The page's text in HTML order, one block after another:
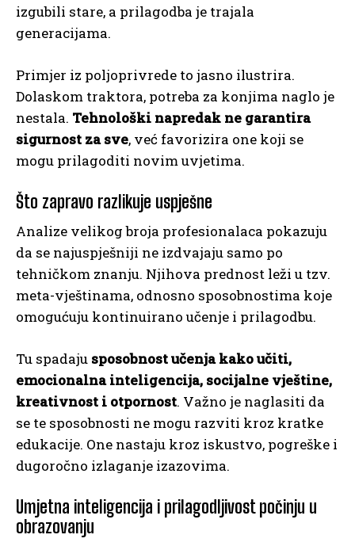
izgubili stare, a prilagodba je trajala
generacijama.
Primjer iz poljoprivrede to jasno ilustrira.
Dolaskom traktora, potreba za konjima naglo je
nestala. Tehnološki napredak ne garantira
sigurnost za sve, već favorizira one koji se
mogu prilagoditi novim uvjetima.
Što zapravo razlikuje uspješne
Analize velikog broja profesionalaca pokazuju
da se najuspješniji ne izdvajaju samo po
tehničkom znanju. Njihova prednost leži u tzv.
meta-vještinama, odnosno sposobnostima koje
omogućuju kontinuirano učenje i prilagodbu.
Tu spadaju sposobnost učenja kako učiti,
emocionalna inteligencija, socijalne vještine,
kreativnost i otpornost. Važno je naglasiti da
se te sposobnosti ne mogu razviti kroz kratke
edukacije. One nastaju kroz iskustvo, pogreške i
dugoročno izlaganje izazovima.
Umjetna inteligencija i prilagodljivost počinju u
obrazovanju